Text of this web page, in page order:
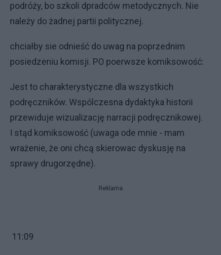
podróży, bo szkoli dpradców metodycznych. Nie
należy do żadnej partii politycznej.
chciałby sie odnieść do uwag na poprzednim
posiedzeniu komisji. PO poerwsze komiksowość:
Jest to charakterystyczne dla wszystkich
podręczników. Wspólczesna dydaktyka historii
przewiduje wizualizację narracji podręcznikowej.
I stąd komiksowość (uwaga ode mnie - mam
wrażenie, że oni chcą skierowac dyskusję na
sprawy drugorzędne).
Reklama
11:09